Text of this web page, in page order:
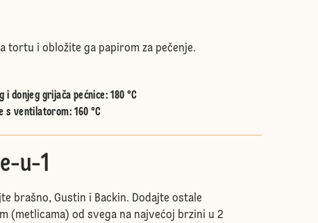
tortu i obložite ga papirom za pečenje.
i donjeg grijača pećnice: 180 °C
s ventilatorom: 160 °C
u-1
brašno, Gustin i Backin. Dodajte ostale
(metlicama) od svega na najvećoj brzini u 2